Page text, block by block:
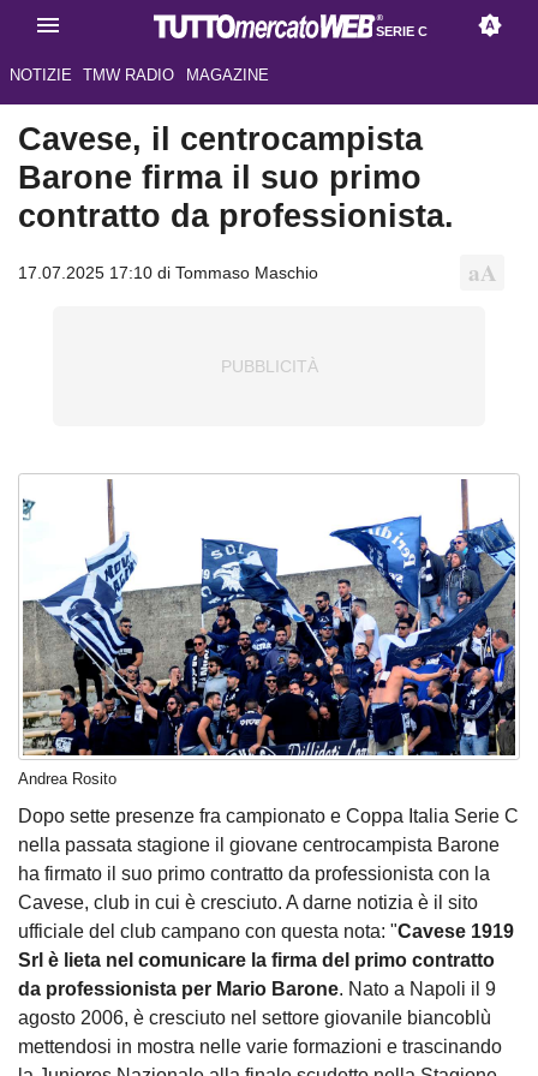
SERIE C
NOTIZIE TMW RADIO MAGAZINE
Cavese, il centrocampista
Barone firma il suo primo
contratto da professionista.
17.07.2025 17:10 di Tommaso Maschio
Andrea Rosito
Dopo sette presenze fra campionato e Coppa Italia Serie C
nella passata stagione il giovane centrocampista Barone
ha firmato il suo primo contratto da professionista con la
Cavese, club in cui è cresciuto. A darne notizia è il sito
ufficiale del club campano con questa nota: "Cavese 1919
Srl è lieta nel comunicare la firma del primo contratto
da professionista per Mario Barone. Nato a Napoli il 9
agosto 2006, è cresciuto nel settore giovanile biancoblù
mettendosi in mostra nelle varie formazioni e trascinando